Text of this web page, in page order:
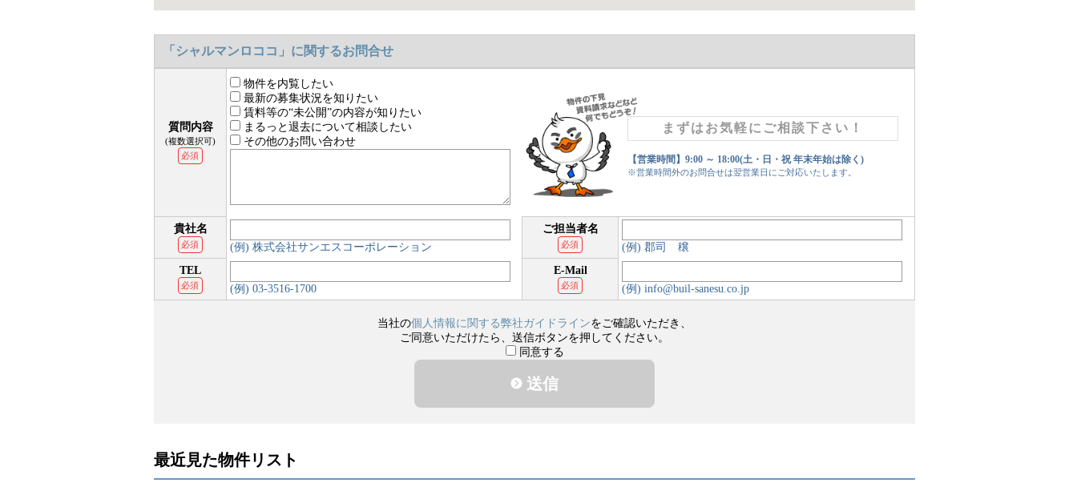
「シャルマンロココ」に関するお問合せ
質問内容
(複数選択可)
必須
物件を内覧したい
最新の募集状況を知りたい
賃料等の“未公開”の内容が知りたい
まるっと退去について相談したい
その他のお問い合わせ
まずはお気軽にご相談下さい！
【営業時間】9:00 ～ 18:00(土・日・祝 年末年始は除く)
※営業時間外のお問合せは翌営業日にご対応いたします。
貴社名
必須 (例) 株式会社サンエスコーポレーション
ご担当者名
必須
(例) 郡司 穣
TEL
必須 (例) 03-3516-1700
E-Mail
必須 (例) info@buil-sanesu.co.jp
当社の個人情報に関する弊社ガイドラインをご確認いただき、
ご同意いただけたら、送信ボタンを押してください。
同意する
送信
最近見た物件リスト